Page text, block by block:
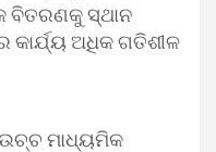
ବିତରଣକୁ ସ୍ଥାନ
କାର୍ଯ୍ୟ ଅଧିକ ଗତିଶୀଳ
ଉଚ୍ଚ ମାଧ୍ୟମିକ